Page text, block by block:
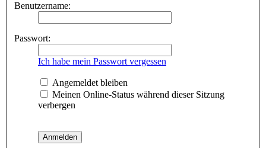
Benutzername:
Passwort:
Ich habe mein Passwort vergessen
Angemeldet bleiben
Meinen Online-Status während dieser Sitzung
verbergen